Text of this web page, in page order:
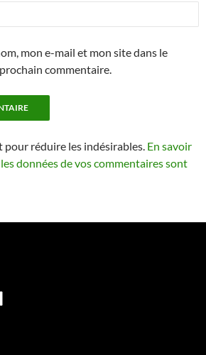
mon e-mail et mon site dans le
commentaire.
réduire les indésirables. En savoir
données de vos commentaires sont